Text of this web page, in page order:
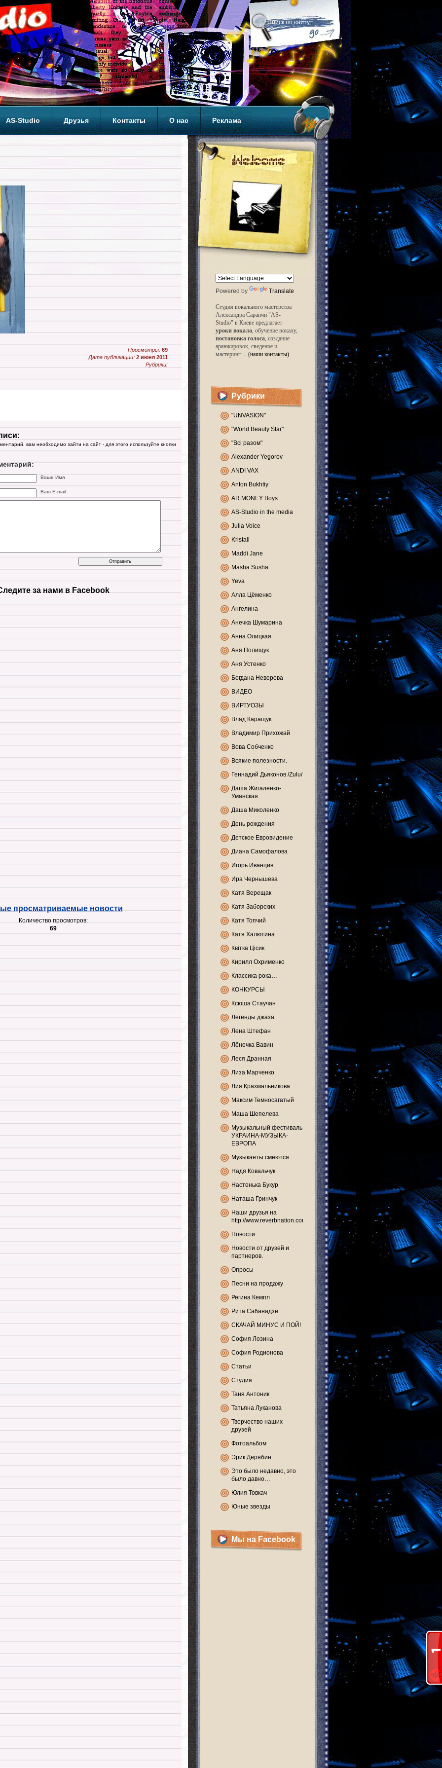
AS-Studio Друзья Контакты О нас Реклама
Просмотры: 69
Дата публикации: 2 июня 2011
Рубрики:
вам необходимо зайти на сайт - для этого используйте кнопки
Ваше Имя
Ваш E-mail
за нами в Facebook
просматриваемые новости
Количество просмотров:
69
Powered by Translate
Студия вокального мастерства
Александра Саранчи "AS-
Studio" в Киеве предлагает
уроки вокала, обучение вокалу,
постановка голоса, создание
аранжировок, сведение и
мастеринг ... (наши контакты)
Рубрики
"UNVASION"
"World Beauty Star"
"Всі разом"
Alexander Yegorov
ANDI VAX
Anton Bukhtiy
AR.MONEY Boys
AS-Studio in the media
Julia Voice
Kristall
Maddi Jane
Masha Susha
Yeva
Алла Цёменко
Ангелина
Анечка Шумарина
Анна Олицкая
Аня Полищук
Аня Устенко
Богдана Неверова
ВИДЕО
ВИРТУОЗЫ
Влад Каращук
Владимир Прихожай
Вова Собченко
Всякие полезности.
Геннадий Дьяконов /Zulu/
Даша Жигаленко-
Уманская
Даша Миколенко
День рождения
Детское Евровидение
Диана Самофалова
Игорь Иванцив
Ира Чернышева
Катя Верещак
Катя Заборских
Катя Топчий
Катя Халютина
Квітка Цісик
Кирилл Охрименко
Классика рока…
КОНКУРСЫ
Ксюша Стаучан
Легенды джаза
Лена Штефан
Лёнечка Вавин
Леся Дранная
Лиза Марченко
Лия Крахмальникова
Максим Темносагатый
Маша Шепелева
Музыкальный фестиваль
УКРАИНА-МУЗЫКА-
ЕВРОПА
Музыканты смеются
Надя Ковальчук
Настенька Букур
Наташа Гринчук
Наши друзья на
http://www.reverbnation.com
Новости
Новости от друзей и
партнеров.
Опросы
Песни на продажу
Регина Кемпл
Рита Сабанадзе
СКАЧАЙ МИНУС И ПОЙ!
София Лозина
София Родионова
Статьи
Студия
Таня Антоник
Татьяна Луканова
Творчество наших
друзей
Фотоальбом
Эрик Дерябин
Это было недавно, это
было давно…
Юлия Товкач
Юные звезды
Мы на Facebook